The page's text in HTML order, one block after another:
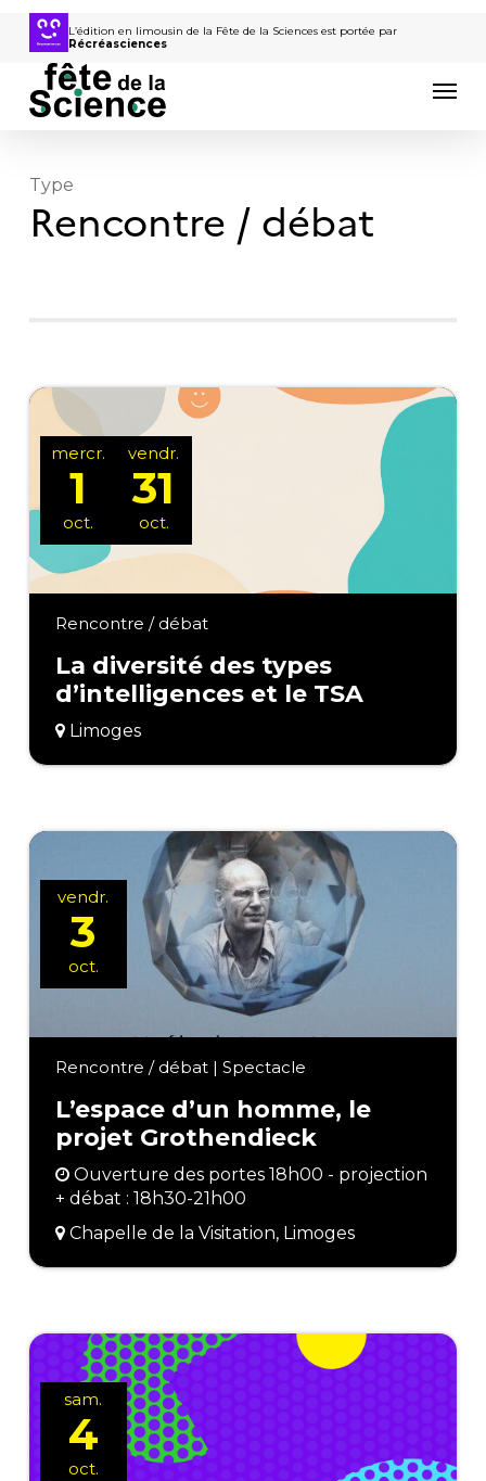
Passer
contenu
principal
L’édition en limousin de la Fête de la Sciences est portée par
Récréasciences
Type
Rencontre / débat
Rencontre / débat
La diversité des types
d’intelligences et le TSA
Limoges
mercr.
1
oct.
vendr.
31
oct.
Rencontre / débat| Spectacle
L’espace d’un homme, le
projet Grothendieck
Ouverture des portes 18h00 - projection
+ débat : 18h30-21h00
Chapelle de la Visitation, Limoges
vendr.
3
oct.
sam.
4
oct.